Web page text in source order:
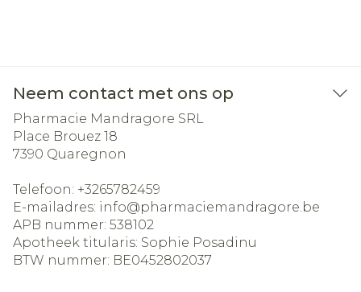
Neem contact met ons op
Pharmacie Mandragore SRL
Place Brouez 18
7390 Quaregnon
Telefoon: +3265782459
E-mailadres: info@pharmaciemandragore.be
APB nummer: 538102
Apotheek titularis: Sophie Posadinu
BTW nummer: BE0452802037